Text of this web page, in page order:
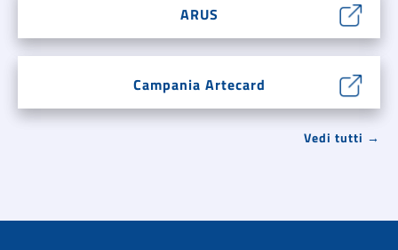
ARUS
Campania Artecard
Vedi tutti →